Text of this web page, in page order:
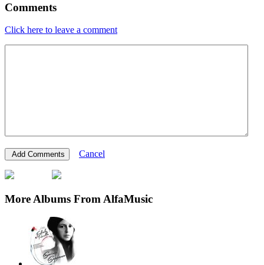
Comments
Click here to leave a comment
Cancel
More Albums From AlfaMusic